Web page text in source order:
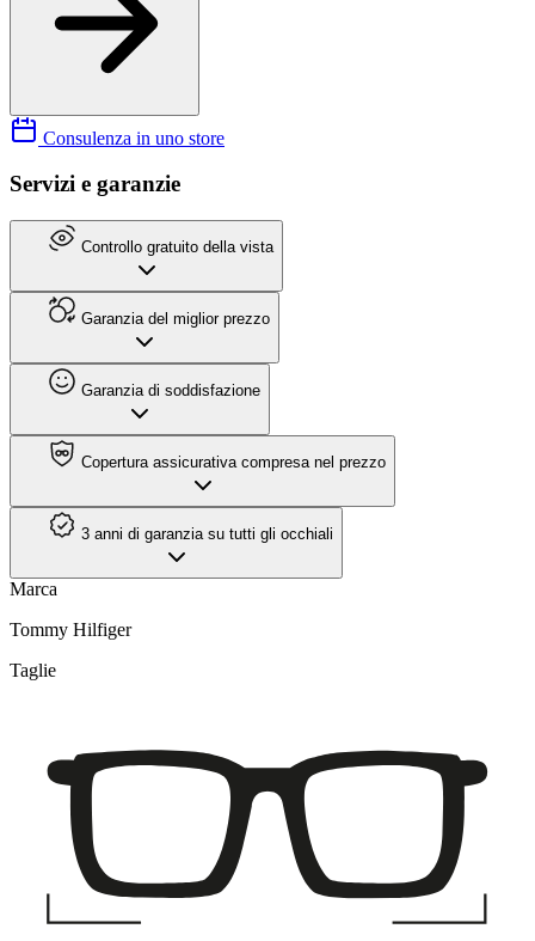
Consulenza in uno store
Servizi e garanzie
Controllo gratuito della vista
Garanzia del miglior prezzo
Garanzia di soddisfazione
Copertura assicurativa compresa nel prezzo
3 anni di garanzia su tutti gli occhiali
Marca
Tommy Hilfiger
Taglie